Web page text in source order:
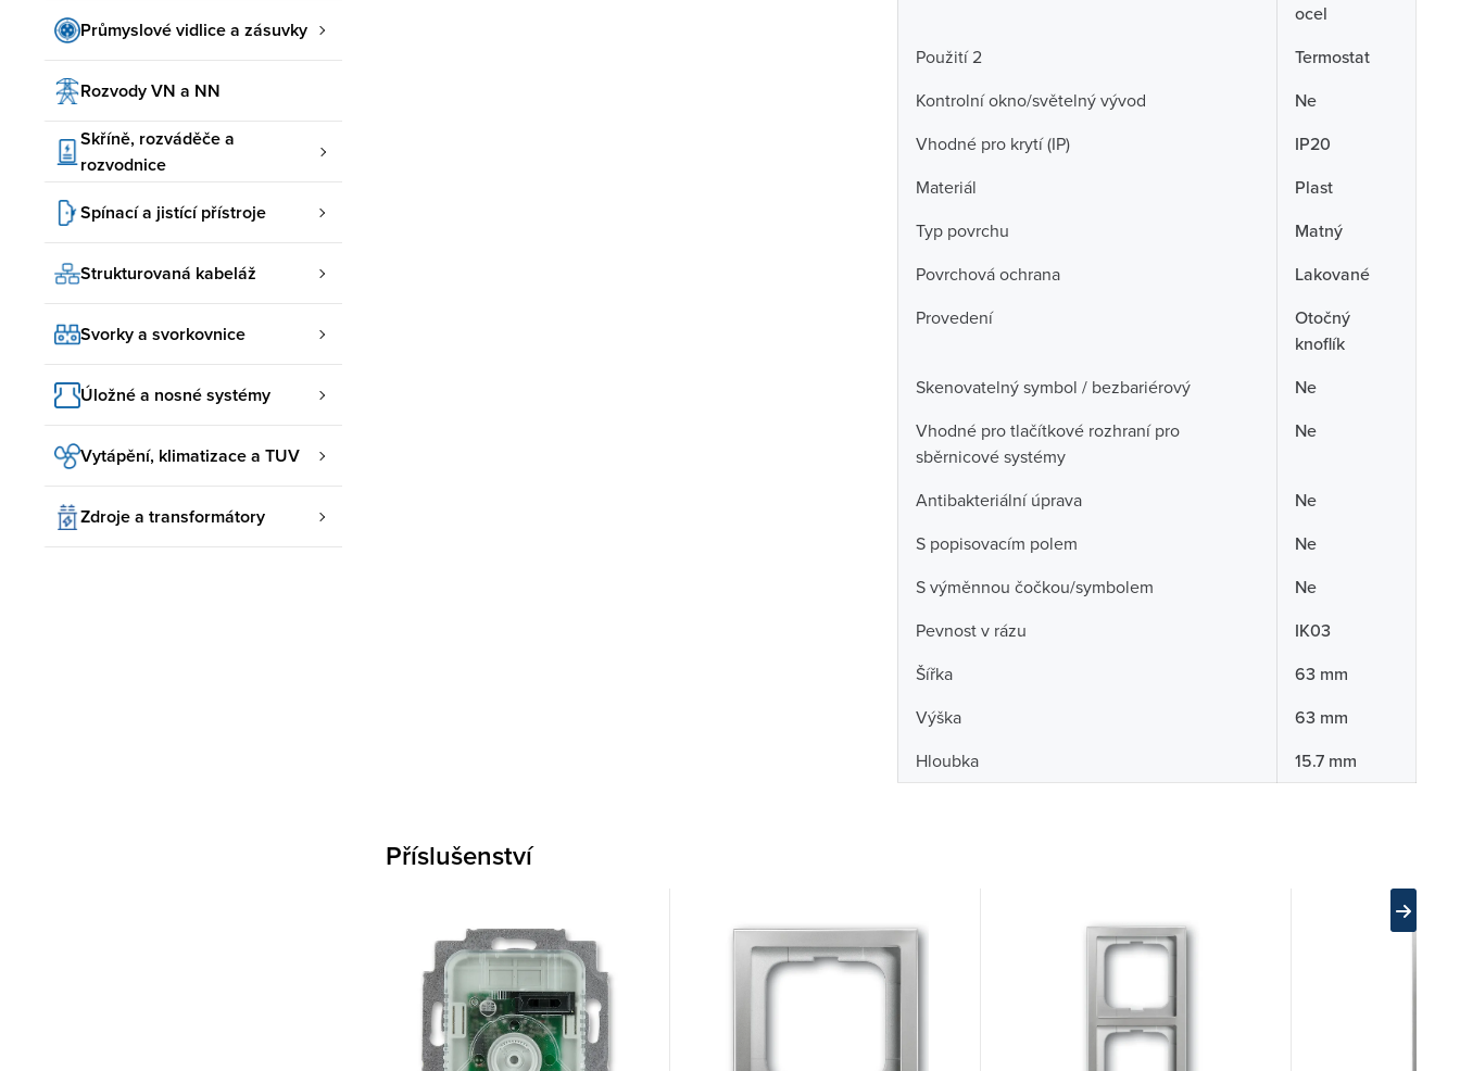
Průmyslové vidlice a zásuvky
Rozvody VN a NN
Skříně, rozváděče a
rozvodnice
Spínací a jistící přístroje
Strukturovaná kabeláž
Svorky a svorkovnice
Úložné a nosné systémy
Vytápění, klimatizace a TUV
Zdroje a transformátory
ocel
Použití 2
Termostat
Kontrolní okno/světelný vývod
Ne
Vhodné pro krytí (IP)
IP20
Materiál
Plast
Typ povrchu
Matný
Povrchová ochrana
Lakované
Provedení
Otočný
knoflík
Skenovatelný symbol / bezbariérový
Ne
Vhodné pro tlačítkové rozhraní pro
sběrnicové systémy
Ne
Antibakteriální úprava
Ne
S popisovacím polem
Ne
S výměnnou čočkou/symbolem
Ne
Pevnost v rázu
IK03
Šířka
63 mm
Výška
63 mm
Hloubka
15.7 mm
Příslušenství